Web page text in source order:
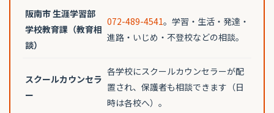
阪南市 生涯学習部
学校教育課（教育相
談）
072-489-4541。学習・生活・発達・
進路・いじめ・不登校などの相談。
スクールカウンセラ
ー
各学校にスクールカウンセラーが配
置され、保護者も相談できます（日
時は各校へ）。